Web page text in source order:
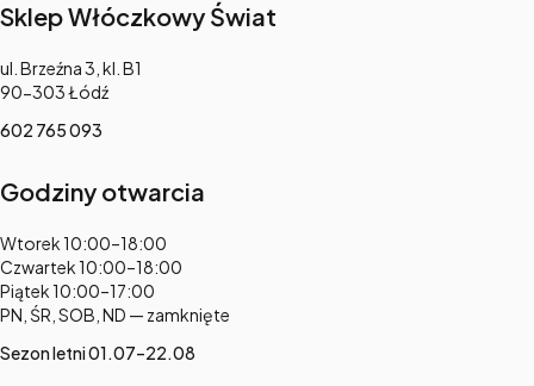
Sklep Włóczkowy Świat
Adres:
ul. Brzeźna 3, kl. B1
90-303 Łódź
602 765 093
Godziny otwarcia
Adres:
Wtorek 10:00–18:00
Czwartek 10:00–18:00
Piątek 10:00–17:00
PN, ŚR, SOB, ND — zamknięte
Sezon letni 01.07–22.08